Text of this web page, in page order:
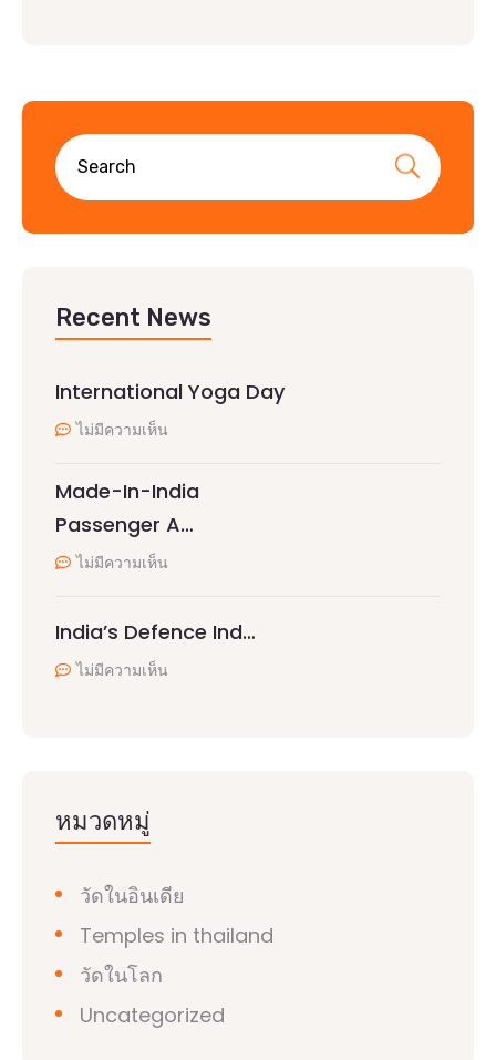
Recent News
International Yoga Day
ไม่มีความเห็น
Made-In-India
Passenger A…
ไม่มีความเห็น
India’s Defence Ind…
ไม่มีความเห็น
หมวดหมู่
วัดในอินเดีย
Temples in thailand
วัดในโลก
Uncategorized